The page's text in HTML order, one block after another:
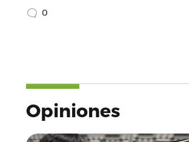
0
Opiniones